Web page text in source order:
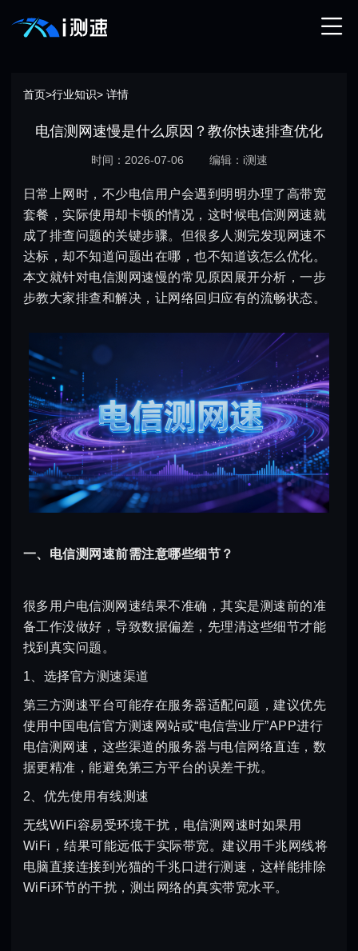
首页>行业知识> 详情
电信测网速慢是什么原因？教你快速排查优化
时间：2026-07-06 编辑：i测速
日常上网时，不少电信用户会遇到明明办理了高带宽
套餐，实际使用却卡顿的情况，这时候电信测网速就
成了排查问题的关键步骤。但很多人测完发现网速不
达标，却不知道问题出在哪，也不知道该怎么优化。
本文就针对电信测网速慢的常见原因展开分析，一步
步教大家排查和解决，让网络回归应有的流畅状态。
一、电信测网速前需注意哪些细节？
很多用户电信测网速结果不准确，其实是测速前的准
备工作没做好，导致数据偏差，先理清这些细节才能
找到真实问题。
1、选择官方测速渠道
第三方测速平台可能存在服务器适配问题，建议优先
使用中国电信官方测速网站或“电信营业厅”APP进行
电信测网速，这些渠道的服务器与电信网络直连，数
据更精准，能避免第三方平台的误差干扰。
2、优先使用有线测速
无线WiFi容易受环境干扰，电信测网速时如果用
WiFi，结果可能远低于实际带宽。建议用千兆网线将
电脑直接连接到光猫的千兆口进行测速，这样能排除
WiFi环节的干扰，测出网络的真实带宽水平。